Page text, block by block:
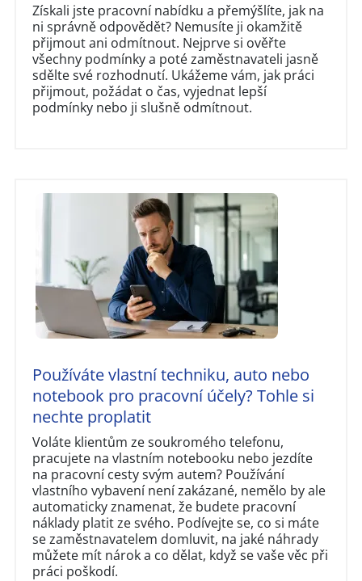
Získali jste pracovní nabídku a přemýšlíte, jak na
ni správně odpovědět? Nemusíte ji okamžitě
přijmout ani odmítnout. Nejprve si ověřte
všechny podmínky a poté zaměstnavateli jasně
sdělte své rozhodnutí. Ukážeme vám, jak práci
přijmout, požádat o čas, vyjednat lepší
podmínky nebo ji slušně odmítnout.
Používáte vlastní techniku, auto nebo
notebook pro pracovní účely? Tohle si
nechte proplatit
Voláte klientům ze soukromého telefonu,
pracujete na vlastním notebooku nebo jezdíte
na pracovní cesty svým autem? Používání
vlastního vybavení není zakázané, nemělo by ale
automaticky znamenat, že budete pracovní
náklady platit ze svého. Podívejte se, co si máte
se zaměstnavatelem domluvit, na jaké náhrady
můžete mít nárok a co dělat, když se vaše věc při
práci poškodí.